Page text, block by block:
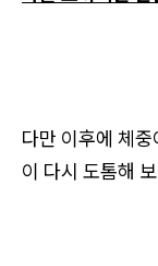
다만 이후에 체
이 다시 도톰해